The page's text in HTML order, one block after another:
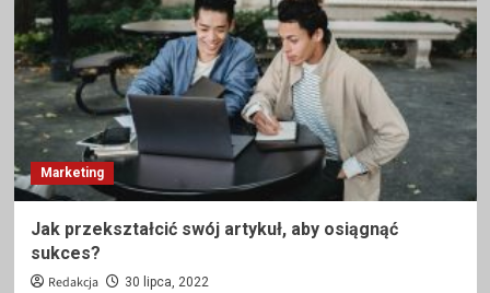
na
ubrania,
ucząc
się
szyć
Marketing
Jak przekształcić swój artykuł, aby osiągnąć
sukces?
Redakcja 30 lipca, 2022